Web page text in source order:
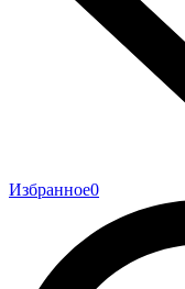
Избранное0